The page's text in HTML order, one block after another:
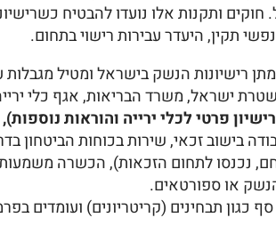
ותקנות אלו נועדו להבטיח
תקין, היעדר עבירות רישוי בתחום.
רישיונות הנשק בישראל ומטיל
ישראל, משרד הבריאות, אגף כלי
פרטי לכלי ירייה והוראות נוספות),
לתעודת לוחם, נכנסו לתחום הזכאות),
או ספורטאים.
כגון תבחינים (קריטריונים) ועומדים